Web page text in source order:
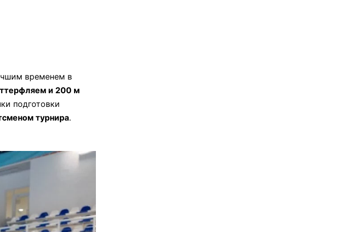
временем в
и 200 м
подготовки
турнира.